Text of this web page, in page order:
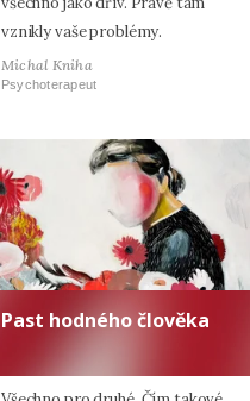
vznikly vaše problémy.
Michal Kniha
Psychoterapeut
Past hodného člověka